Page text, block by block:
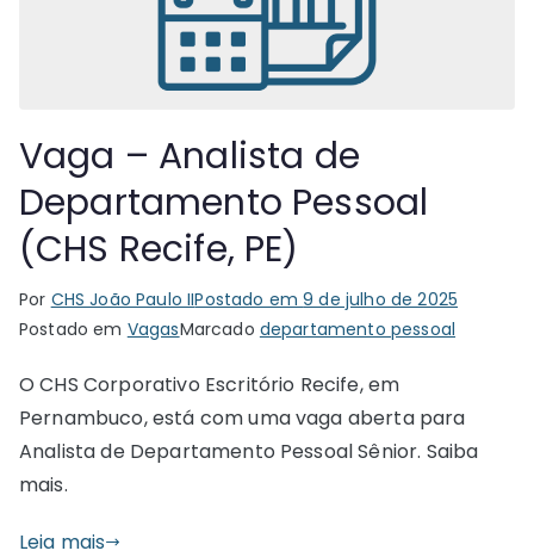
Vaga – Analista de
Departamento Pessoal
(CHS Recife, PE)
Por CHS João Paulo IIPostado em9 de julho de 2025
Postado em VagasMarcado departamento pessoal
O CHS Corporativo Escritório Recife, em
Pernambuco, está com uma vaga aberta para
Analista de Departamento Pessoal Sênior. Saiba
mais.
Leia mais